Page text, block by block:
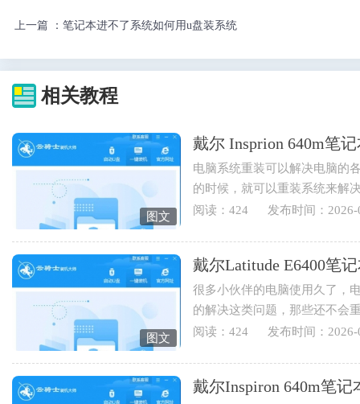
上一篇 ： 笔记本进不了系统如何用u盘装系统
相关教程
图文
戴尔 Insprion 640m笔
电脑系统重装可以解决电脑的
的时候，就可以重装系统来解
也可以重装电脑系统来实现...
阅读：424 发布时间：2026-
图文
戴尔Latitude E6400笔
很多小伙伴的电脑使用久了，
的解决这类问题，那些还不会
Latitude E6400笔记本用云骑士
阅读：424 发布时间：2026-
戴尔Inspiron 640m笔